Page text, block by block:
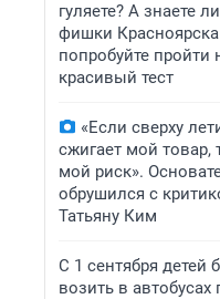
гуляете? А знаете
фишки
попробуйте пройти
красивый тест
«Если сверху
сжигает мой товар,
мой риск».
обрушился с
Татьяну Ким
С 1 сентября детей
возить в